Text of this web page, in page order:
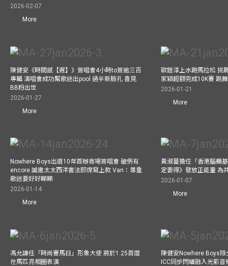
2026-02-07
More
陳健安《時間感【遲】》簽唱會4小時to簽逾三百
專輯 演唱會成功幫歌迷出pool 過半新臉孔 喜見
BB粉出世
2026-01-27
More
歐鎧淳上水跑馬拉松 挑
家穎超額完成10K賽 跳
2026-01-21
More
Nowhere Boys出道10年首辦商場簽唱會 破例有
encore 誠邀太太西洋書法即席寫上款 Van：尊重
歌迷要好好睇睇
2026-01-14
More
黃淑蔓擔任「香港腦癇
定要得》發放正能量 為
2026-01-07
More
馮允謙任「時尚賽馬日」形象大使 將於1.25首度
在馬匹亮相圈表演
陳健安Nowhere Boys
ICC同步閃耀融入光影音